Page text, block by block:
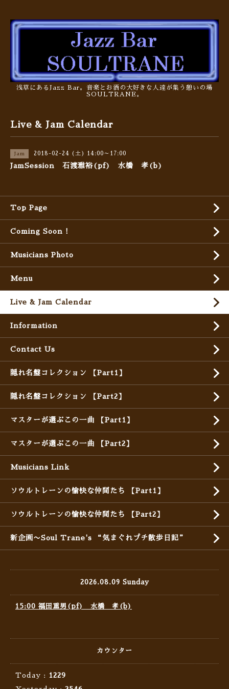
浅草にあるJazz Bar。音楽とお酒の大好きな人達が集う憩いの場
SOULTRANE。
Live & Jam Calendar
Jam 2018-02-24 (土) 14:00～17:00
JamSession 石渡雅裕(pf) 水橋 孝(b)
Top Page
Coming Soon !
Musicians Photo
Menu
Live & Jam Calendar
Information
Contact Us
隠れ名盤コレクション 【Part1】
隠れ名盤コレクション 【Part2】
マスターが選ぶこの一曲 【Part1】
マスターが選ぶこの一曲 【Part2】
Musicians Link
ソウルトレーンの愉快な仲間たち 【Part1】
ソウルトレーンの愉快な仲間たち 【Part2】
新企画〜Soul Trane's “気まぐれプチ散歩日記”
2026.08.09 Sunday
15:00 福田重男(pf) 水橋 孝(b)
カウンター
Today :
1229